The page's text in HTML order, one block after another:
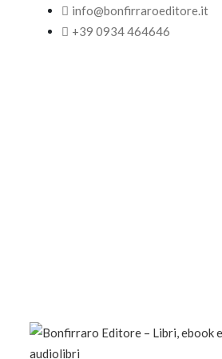
info@bonfirraroeditore.it
+39 0934 464646